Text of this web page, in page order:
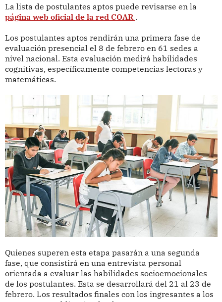
La lista de postulantes aptos puede revisarse en la
página web oficial de la red COAR .
Los postulantes aptos rendirán una primera fase de
evaluación presencial el 8 de febrero en 61 sedes a
nivel nacional. Esta evaluación medirá habilidades
cognitivas, específicamente competencias lectoras y
matemáticas.
Quienes superen esta etapa pasarán a una segunda
fase, que consistirá en una entrevista personal
orientada a evaluar las habilidades socioemocionales
de los postulantes. Esta se desarrollará del 21 al 23 de
febrero. Los resultados finales con los ingresantes a los